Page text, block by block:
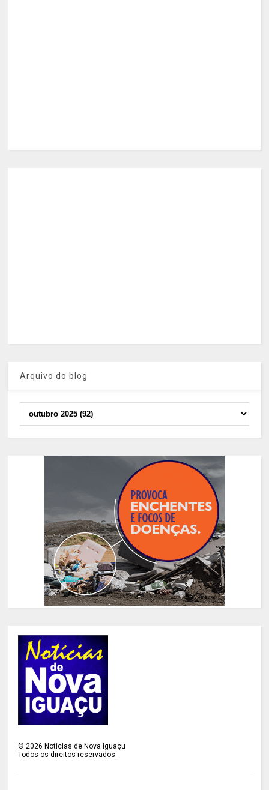
Arquivo do blog
©2026 Notícias de Nova Iguaçu
Todos os direitos reservados.